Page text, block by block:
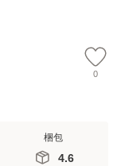
0
梱包
4.6